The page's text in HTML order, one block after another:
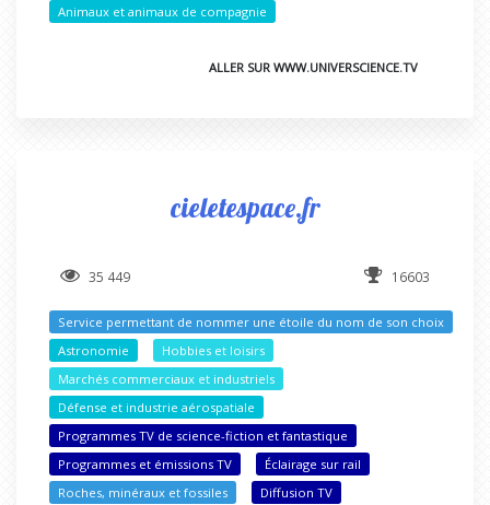
Animaux et animaux de compagnie
ALLER SUR WWW.UNIVERSCIENCE.TV
cieletespace.fr
35 449 16603
Service permettant de nommer une étoile du nom de son choix
Astronomie
Hobbies et loisirs
Marchés commerciaux et industriels
Défense et industrie aérospatiale
Programmes TV de science-fiction et fantastique
Programmes et émissions TV
Éclairage sur rail
Roches, minéraux et fossiles
Diffusion TV